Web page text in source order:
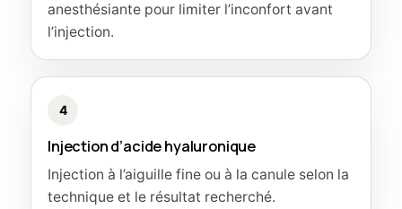
anesthésiante pour limiter l’inconfort avant
l’injection.
4
Injection d’acide hyaluronique
Injection à l’aiguille fine ou à la canule selon la
technique et le résultat recherché.